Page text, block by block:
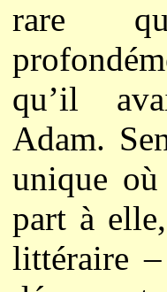
rare
qu’il
Adam.
unique
part à
littéraire